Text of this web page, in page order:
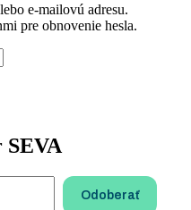
e-mailovú adresu.
pre obnovenie hesla.
SEVA